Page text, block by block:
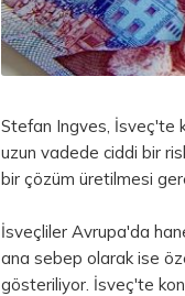
Stefan Ingves, İsveç'te
uzun vadede ciddi bir
bir çözüm üretilmesi
İsveçliler Avrupa'da
ana sebep olarak ise
gösteriliyor. İsveç'te